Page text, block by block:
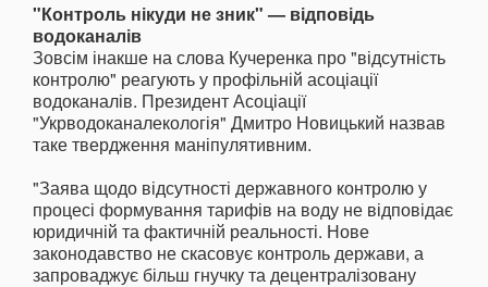
"Контроль нікуди не зник" — відповідь
водоканалів
Зовсім інакше на слова Кучеренка про "відсутність
контролю" реагують у профільній асоціації
водоканалів. Президент Асоціації
"Укрводоканалекологія" Дмитро Новицький назвав
таке твердження маніпулятивним.
"Заява щодо відсутності державного контролю у
процесі формування тарифів на воду не відповідає
юридичній та фактичній реальності. Нове
законодавство не скасовує контроль держави, а
запроваджує більш гнучку та децентралізовану